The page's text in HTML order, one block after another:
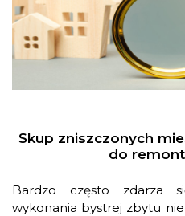
Skup zniszczonych
do
Bardzo często zdarza
wykonania bystrej zbytu